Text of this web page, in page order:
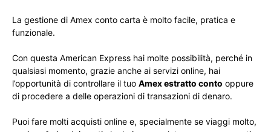
La gestione di Amex conto carta è molto facile, pratica e
funzionale.
Con questa American Express hai molte possibilità, perché in
qualsiasi momento, grazie anche ai servizi online, hai
l’opportunità di controllare il tuo Amex estratto conto oppure
di procedere a delle operazioni di transazioni di denaro.
Puoi fare molti acquisti online e, specialmente se viaggi molto,